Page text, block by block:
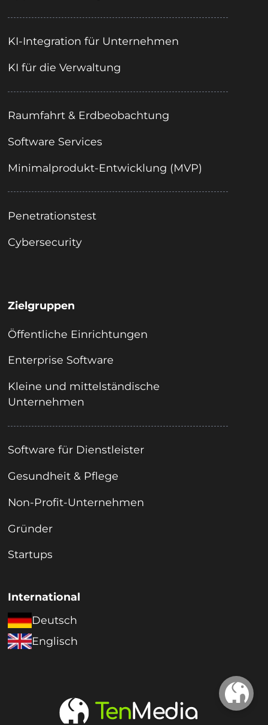
KI-Integration für Unternehmen
KI für die Verwaltung
Raumfahrt & Erdbeobachtung
Software Services
Minimalprodukt-Entwicklung (MVP)
Penetrationstest
Cybersecurity
Zielgruppen
Öffentliche Einrichtungen
Enterprise Software
Kleine und mittelständische
Unternehmen
Software für Dienstleister
Gesundheit & Pflege
Non-Profit-Unternehmen
Gründer
Startups
International
Deutsch
Englisch